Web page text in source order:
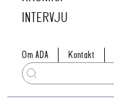
INTERVJU
Om ADA Kontakt